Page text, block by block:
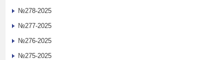
№278-2025
№277-2025
№276-2025
№275-2025